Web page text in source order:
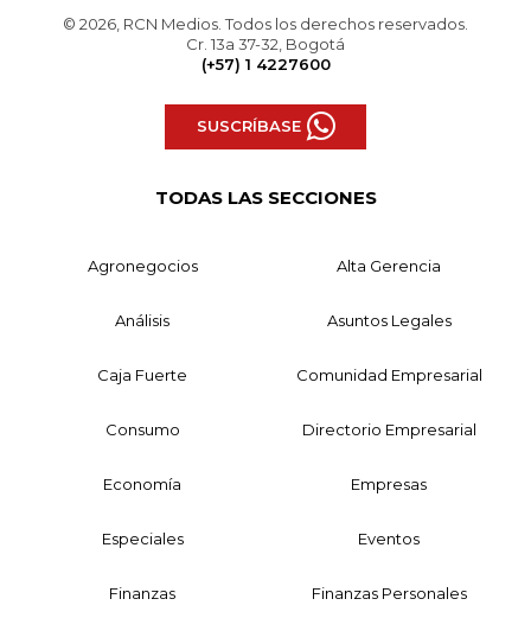
© 2026, RCN Medios. Todos los derechos reservados.
Cr. 13a 37-32, Bogotá
(+57) 1 4227600
SUSCRÍBASE
TODAS LAS SECCIONES
Agronegocios Alta Gerencia
Análisis Asuntos Legales
Caja Fuerte Comunidad Empresarial
Consumo Directorio Empresarial
Economía Empresas
Especiales Eventos
Finanzas Finanzas Personales